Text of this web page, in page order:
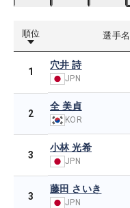
順位 選手名
1
穴井 詩
JPN
2
全 美貞
KOR
3
小林 光希
JPN
3
藤田 さいき
JPN